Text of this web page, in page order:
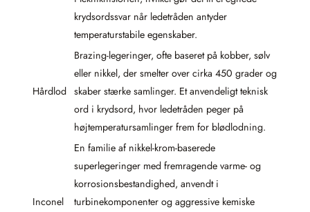
krydsordssvar når ledetråden antyder
temperaturstabile egenskaber.
Hårdlod
Brazing-legeringer, ofte baseret på kobber, sølv
eller nikkel, der smelter over cirka 450 grader og
skaber stærke samlinger. Et anvendeligt teknisk
ord i krydsord, hvor ledetråden peger på
højtemperatursamlinger frem for blødlodning.
Inconel
En familie af nikkel-krom-baserede
superlegeringer med fremragende varme- og
korrosionsbestandighed, anvendt i
turbinekomponenter og aggressive kemiske